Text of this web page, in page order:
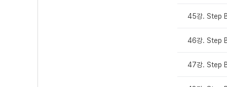
45강. Step
46강. Step
47강. Step